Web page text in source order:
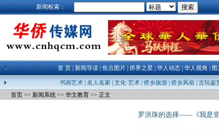
新闻检索：
首 页|新闻导读|焦点图片|侨界之星|华人动态|华人视角|图
书画艺术| 名人名家 文化·艺术| 侨乡旅游| 侨乡风俗| 古玩鉴
首页 >> 新闻系统 >> 华文教育 >> 正文
罗洪珠的选择——《我是